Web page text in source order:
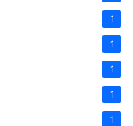
1
1
1
1
1